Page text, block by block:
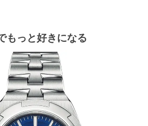
もっと好きになる